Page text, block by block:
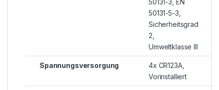
50131-3, EN
50131-5-3,
Sicherheitsgrad
2,
Umweltklasse III
Spannungsversorgung
4x CR123A,
Vorinstalliert